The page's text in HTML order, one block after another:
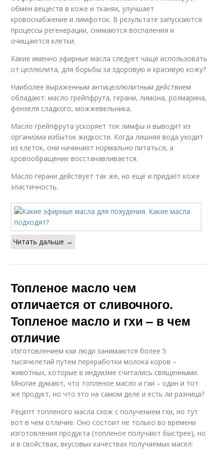
обмен веществ в коже и тканях, улучшает
кровоснабжение и лимфоток. В результате запускаются
процессы регенерации, снимаются воспаления и
очищаются клетки.
Какие именно эфирные масла следует чаще использовать
от целлюлита, для борьбы за здоровую и красивую кожу?
Наиболее выраженным антицеллюлитным действием
обладают: масло грейпфрута, герани, лимона, розмарина,
фенхеля сладкого, можжевельника.
Масло грейпфрута ускоряет ток лимфы и выводит из
организма избыток жидкости. Когда лишняя вода уходит
из клеток, они начинают нормально питаться, а
кровообращение восстанавливается.
Масло герани действует так же, но ещё и придаёт коже
эластичность.
Читать дальше →
Топленое масло чем
отличается от сливочного.
Топленое масло и гхи – в чем
отличие
Изготовлением кхи люди занимаются более 5
тысячелетий путем переработки молока коров –
животных, которые в индуизме считались священными.
Многие думают, что топленое масло и гхи – один и тот
же продукт, но что это на самом деле и есть ли разница?
Рецепт топленого масла схож с получением гхи, но тут
вот в чем отличие. Оно состоит не только во времени
изготовления продукта (топленое получают быстрее), но
и в свойствах, вкусовых качествах получаемых масел: